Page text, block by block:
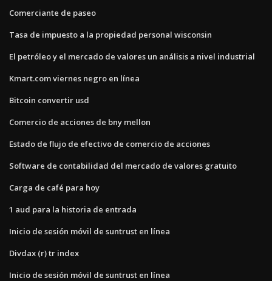
Comerciante de paseo
Tasa de impuesto a la propiedad personal wisconsin
El petróleo y el mercado de valores un análisis a nivel industrial
Kmart.com viernes negro en línea
Bitcoin convertir usd
Comercio de acciones de bny mellon
Estado de flujo de efectivo de comercio de acciones
Software de contabilidad del mercado de valores gratuito
Carga de café para hoy
1 aud para la historia de entrada
Inicio de sesión móvil de suntrust en línea
Divdax (r) tr index
Inicio de sesión móvil de suntrust en línea